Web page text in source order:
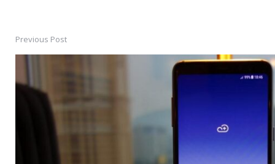
Post
navigation
Previous Post